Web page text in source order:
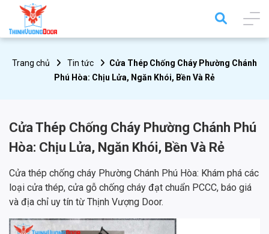
Trang chủ Tin tức
Cửa Thép Chống Cháy Phường Chánh
Phú Hòa: Chịu Lửa, Ngăn Khói, Bền Và Rẻ
Cửa Thép Chống Cháy Phường Chánh Phú
Hòa: Chịu Lửa, Ngăn Khói, Bền Và Rẻ
Cửa thép chống cháy Phường Chánh Phú Hòa: Khám phá các
loại cửa thép, cửa gỗ chống cháy đạt chuẩn PCCC, báo giá
và địa chỉ uy tín từ Thịnh Vượng Door.